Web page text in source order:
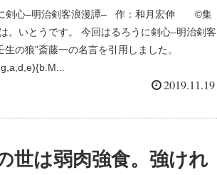
剣心–明治剣客浪漫譚– 作：和月宏伸 ©️集
。いとうです。 今回はるろうに剣心–明治剣客
生の狼”斎藤一の名言を引用しました。
2019.11.19
世は弱肉強食。強けれ